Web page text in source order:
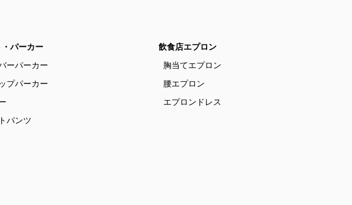
・パーカー
ーパーカー
プパーカー
パンツ
飲食店エプロン
胸当てエプロン
腰エプロン
エプロンドレス